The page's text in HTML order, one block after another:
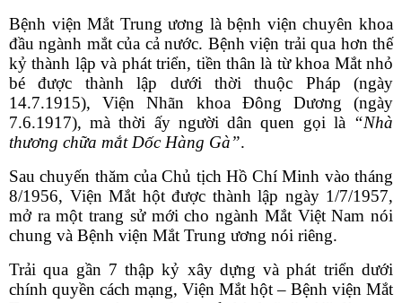
Bệnh viện Mắt Trung ương là bệnh viện chuyên khoa
đầu ngành mắt của cả nước. Bệnh viện trải qua hơn thế
kỷ thành lập và phát triển, tiền thân là từ khoa Mắt nhỏ
bé được thành lập dưới thời thuộc Pháp (ngày
14.7.1915), Viện Nhãn khoa Đông Dương (ngày
7.6.1917), mà thời ấy người dân quen gọi là “Nhà
thương chữa mắt Dốc Hàng Gà”.
Sau chuyến thăm của Chủ tịch Hồ Chí Minh vào tháng
8/1956, Viện Mắt hột được thành lập ngày 1/7/1957,
mở ra một trang sử mới cho ngành Mắt Việt Nam nói
chung và Bệnh viện Mắt Trung ương nói riêng.
Trải qua gần 7 thập kỷ xây dựng và phát triển dưới
chính quyền cách mạng, Viện Mắt hột – Bệnh viện Mắt